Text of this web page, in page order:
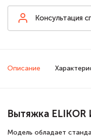
Консультация
Описание
Вытяжка
Модель обладает